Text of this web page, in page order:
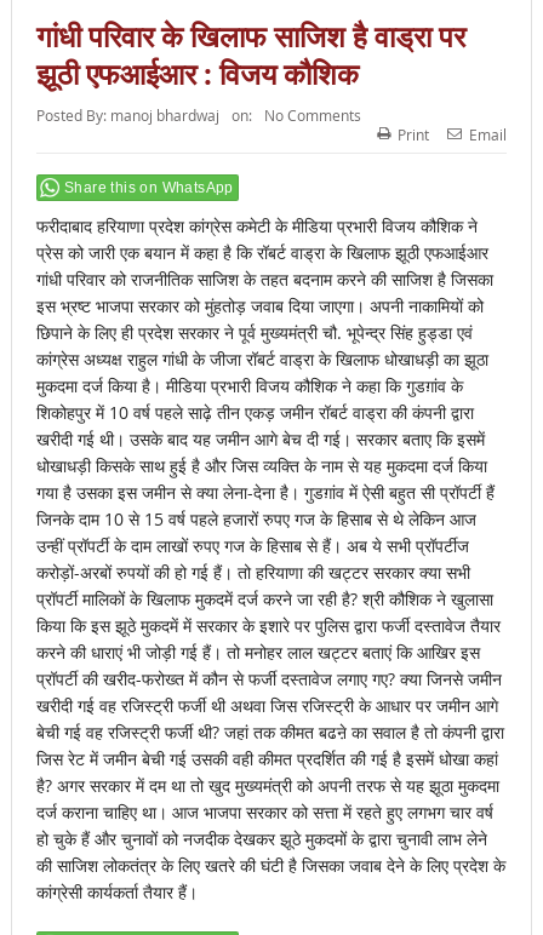
गांधी परिवार के खिलाफ साजिश है वाड्रा पर
झूठी एफआईआर : विजय कौशिक
Posted By: manoj bhardwaj on:
No Comments
Print
Email
Share this on WhatsApp
फरीदाबाद हरियाणा प्रदेश कांग्रेस कमेटी के मीडिया प्रभारी विजय कौशिक ने
प्रेस को जारी एक बयान में कहा है कि रॉबर्ट वाड्रा के खिलाफ झूठी एफआईआर
गांधी परिवार को राजनीतिक साजिश के तहत बदनाम करने की साजिश है जिसका
इस भ्रष्ट भाजपा सरकार को मुंहतोड़ जवाब दिया जाएगा। अपनी नाकामियों को
छिपाने के लिए ही प्रदेश सरकार ने पूर्व मुख्यमंत्री चौ. भूपेन्द्र सिंह हुड्डा एवं
कांग्रेस अध्यक्ष राहुल गांधी के जीजा रॉबर्ट वाड्रा के खिलाफ धोखाधड़ी का झूठा
मुकदमा दर्ज किया है। मीडिया प्रभारी विजय कौशिक ने कहा कि गुडग़ांव के
शिकोहपुर में 10 वर्ष पहले साढ़े तीन एकड़ जमीन रॉबर्ट वाड्रा की कंपनी द्वारा
खरीदी गई थी। उसके बाद यह जमीन आगे बेच दी गई। सरकार बताए कि इसमें
धोखाधड़ी किसके साथ हुई है और जिस व्यक्ति के नाम से यह मुकदमा दर्ज किया
गया है उसका इस जमीन से क्या लेना-देना है। गुडग़ांव में ऐसी बहुत सी प्रॉपर्टी हैं
जिनके दाम 10 से 15 वर्ष पहले हजारों रुपए गज के हिसाब से थे लेकिन आज
उन्हीं प्रॉपर्टी के दाम लाखों रुपए गज के हिसाब से हैं। अब ये सभी प्रॉपर्टीज
करोड़ों-अरबों रुपयों की हो गई हैं। तो हरियाणा की खट्टर सरकार क्या सभी
प्रॉपर्टी मालिकों के खिलाफ मुकदमें दर्ज करने जा रही है? श्री कौशिक ने खुलासा
किया कि इस झूठे मुकदमें में सरकार के इशारे पर पुलिस द्वारा फर्जी दस्तावेज तैयार
करने की धाराएं भी जोड़ी गई हैं। तो मनोहर लाल खट्टर बताएं कि आखिर इस
प्रॉपर्टी की खरीद-फरोख्त में कौन से फर्जी दस्तावेज लगाए गए? क्या जिनसे जमीन
खरीदी गई वह रजिस्ट्री फर्जी थी अथवा जिस रजिस्ट्री के आधार पर जमीन आगे
बेची गई वह रजिस्ट्री फर्जी थी? जहां तक कीमत बढऩे का सवाल है तो कंपनी द्वारा
जिस रेट में जमीन बेची गई उसकी वही कीमत प्रदर्शित की गई है इसमें धोखा कहां
है? अगर सरकार में दम था तो खुद मुख्यमंत्री को अपनी तरफ से यह झूठा मुकदमा
दर्ज कराना चाहिए था। आज भाजपा सरकार को सत्ता में रहते हुए लगभग चार वर्ष
हो चुके हैं और चुनावों को नजदीक देखकर झूठे मुकदमों के द्वारा चुनावी लाभ लेने
की साजिश लोकतंत्र के लिए खतरे की घंटी है जिसका जवाब देने के लिए प्रदेश के
कांग्रेसी कार्यकर्ता तैयार हैं।